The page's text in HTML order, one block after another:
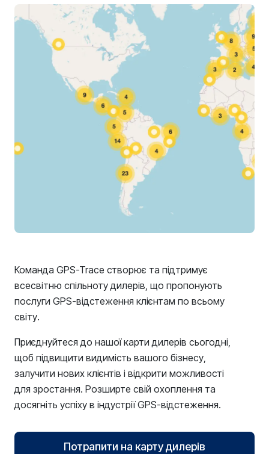
Команда GPS-Trace створює та підтримує
всесвітню спільноту дилерів, що пропонують
послуги GPS-відстеження клієнтам по всьому
світу.
Приєднуйтеся до нашої карти дилерів сьогодні,
щоб підвищити видимість вашого бізнесу,
залучити нових клієнтів і відкрити можливості
для зростання. Розширте свій охоплення та
досягніть успіху в індустрії GPS-відстеження.
Потрапити на карту дилерів